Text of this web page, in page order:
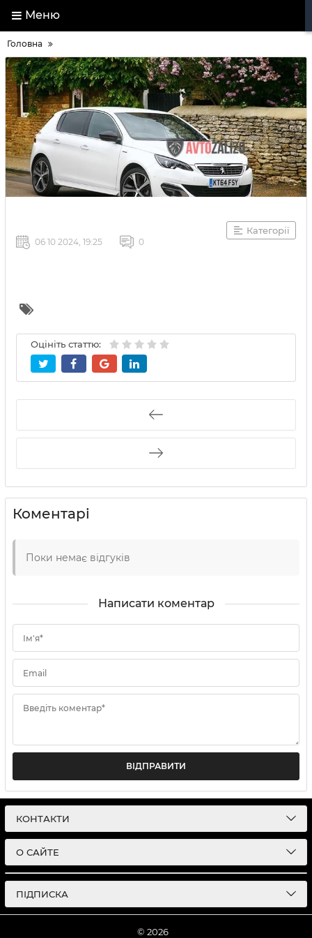
Меню
Головна
Категорії
06 10 2024, 19:25 0
Оцініть статтю:
Коментарі
Поки немає відгуків
Написати коментар
Ім'я*
Email
Введіть коментар*
ВІДПРАВИТИ
КОНТАКТИ
О САЙТЕ
ПІДПИСКА
© 2026